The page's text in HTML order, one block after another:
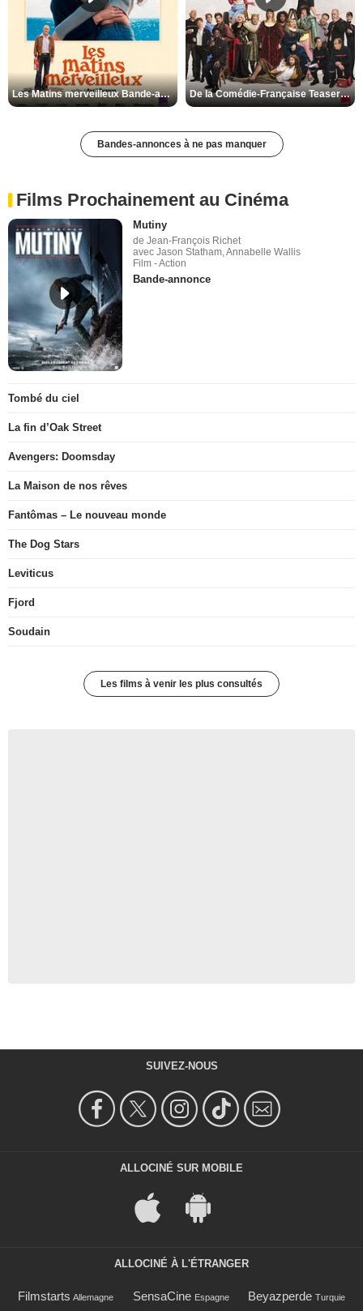
Les Matins merveilleux Bande-annonce VF De la Comédie-Française Teaser VF
Bandes-annonces à ne pas manquer
Films Prochainement au Cinéma
Mutiny
de Jean-François Richet
avec Jason Statham, Annabelle Wallis
Film - Action
Bande-annonce
Tombé du ciel
La fin d’Oak Street
Avengers: Doomsday
La Maison de nos rêves
Fantômas – Le nouveau monde
The Dog Stars
Leviticus
Fjord
Soudain
Les films à venir les plus consultés
SUIVEZ-NOUS
ALLOCINÉ SUR MOBILE
ALLOCINÉ À L'ÉTRANGER
Filmstarts Allemagne SensaCine Espagne Beyazperde Turquie